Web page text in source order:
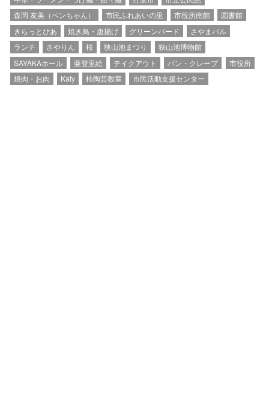
森岡 友美（ペンちゃん）
市民ふれあいの里 市役所南館
図書館
きらっとぴあ
焼き鳥・唐揚げ グリーンバード
さやまバル
ランチ
さやりん 桜 狭山池まつり
狭山池博物館
SAYAKAホール
亜登里絵 テイクアウト パン・クレープ
市役所
焼肉・お肉
Katy 柿陶芸教室 市民活動支援センター